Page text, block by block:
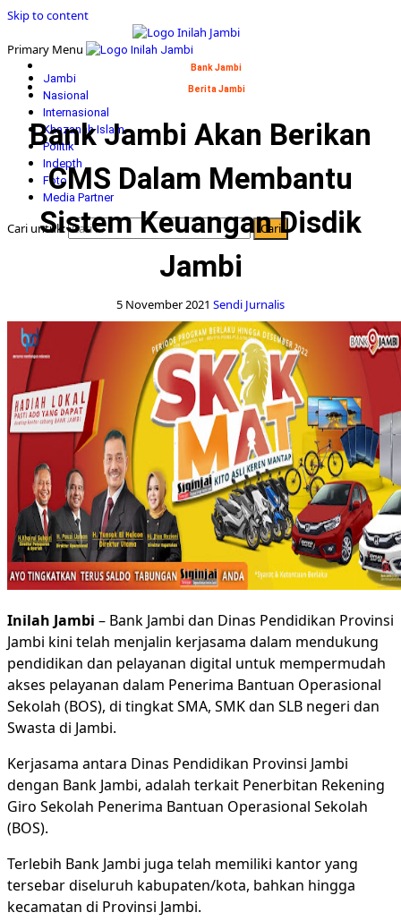
Skip to content
Primary Menu
Jambi
Nasional
Internasional
Khazanah Islam
Politik
Indepth
Foto
Media Partner
Cari untuk:
Bank Jambi
Berita Jambi
Bank Jambi Akan Berikan
CMS Dalam Membantu
Sistem Keuangan Disdik
Jambi
5 November 2021 Sendi Jurnalis
Inilah Jambi – Bank Jambi dan Dinas Pendidikan Provinsi
Jambi kini telah menjalin kerjasama dalam mendukung
pendidikan dan pelayanan digital untuk mempermudah
akses pelayanan dalam Penerima Bantuan Operasional
Sekolah (BOS), di tingkat SMA, SMK dan SLB negeri dan
Swasta di Jambi.
Kerjasama antara Dinas Pendidikan Provinsi Jambi
dengan Bank Jambi, adalah terkait Penerbitan Rekening
Giro Sekolah Penerima Bantuan Operasional Sekolah
(BOS).
Terlebih Bank Jambi juga telah memiliki kantor yang
tersebar diseluruh kabupaten/kota, bahkan hingga
kecamatan di Provinsi Jambi.